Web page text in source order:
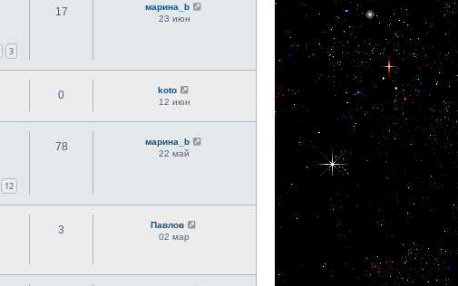
3
17
марина_b
23 июн
0
koto
12 июн
12
78
марина_b
22 май
3
Павлов
02 мар